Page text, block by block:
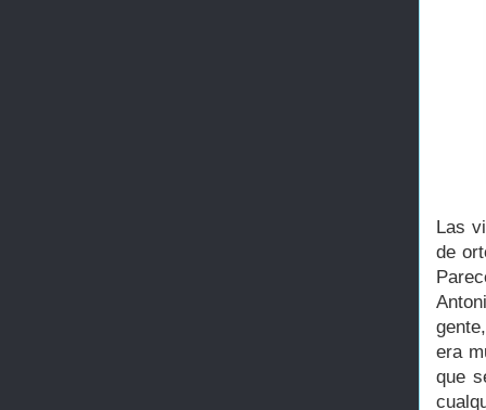
Las
de
era
que